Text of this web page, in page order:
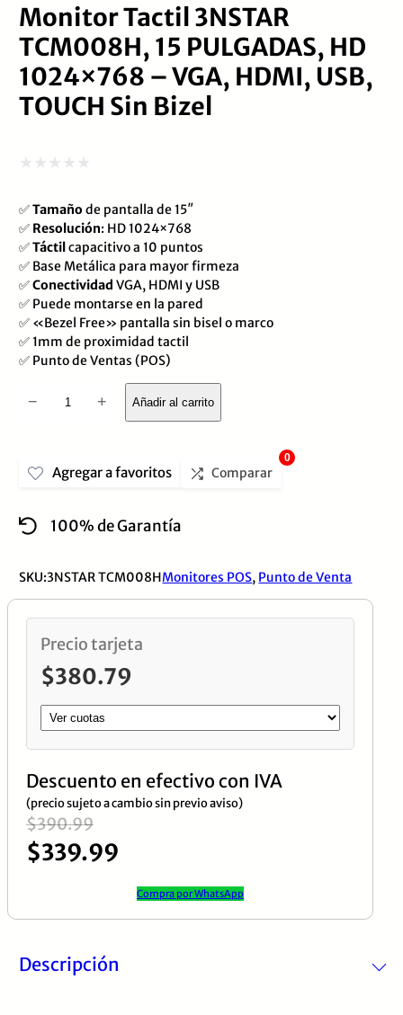
Monitor Tactil 3NSTAR
TCM008H, 15 PULGADAS, HD
1024×768 – VGA, HDMI, USB,
TOUCH Sin Bizel
con
0
de
5
✅Tamaño de pantalla de 15″
✅ Resolución: HD 1024×768
✅Táctilcapacitivo a 10 puntos
✅ Base Metálica para mayor firmeza
✅Conectividad VGA, HDMI y USB
✅ Puede montarse en la pared
✅ «Bezel Free» pantalla sin bisel o marco
✅ 1mm de proximidad tactil
✅ Punto de Ventas (POS)
Monitor
TCM008H,
PULGADAS,
1024×768
VGA,
HDMI,
USB,
TOUCH
Sin
Bizel
cantidad
− + Añadir al carrito
Agregar a favoritos Comparar
0
100% de Garantía
SKU:3NSTAR TCM008HMonitores POS, Punto de Venta
Precio tarjeta
$380.79
Descuento en efectivo con IVA
(precio sujeto a cambio sin previo aviso)
$390.99
El
precio
era:
$390.99.
$339.99
El
precio
es:
$339.99.
Compra por WhatsApp
Descripción